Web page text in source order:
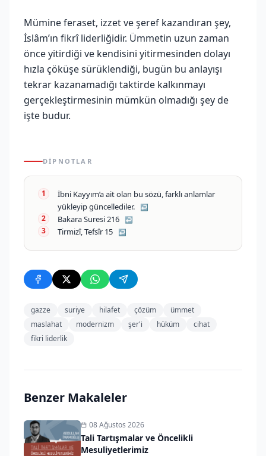
Mümine feraset, izzet ve şeref kazandıran şey,
İslâm’ın fikrî liderliğidir. Ümmetin uzun zaman
önce yitirdiği ve kendisini yitirmesinden dolayı
hızla çöküşe sürüklendiği, bugün bu anlayışı
tekrar kazanamadığı taktirde kalkınmayı
gerçekleştirmesinin mümkün olmadığı şey de
işte budur.
DIPNOTLAR
İbni Kayyım’a ait olan bu sözü, farklı anlamlar
yükleyip güncellediler.
↩
Bakara Suresi 216 ↩
Tirmizî, Tefsîr 15 ↩
gazze suriye hilafet çözüm
ümmet
maslahat
modernizm şer'i hüküm
cihat
fikri liderlik
Benzer Makaleler
08 Ağustos 2026
Tali Tartışmalar ve Öncelikli
Mesuliyetlerimiz